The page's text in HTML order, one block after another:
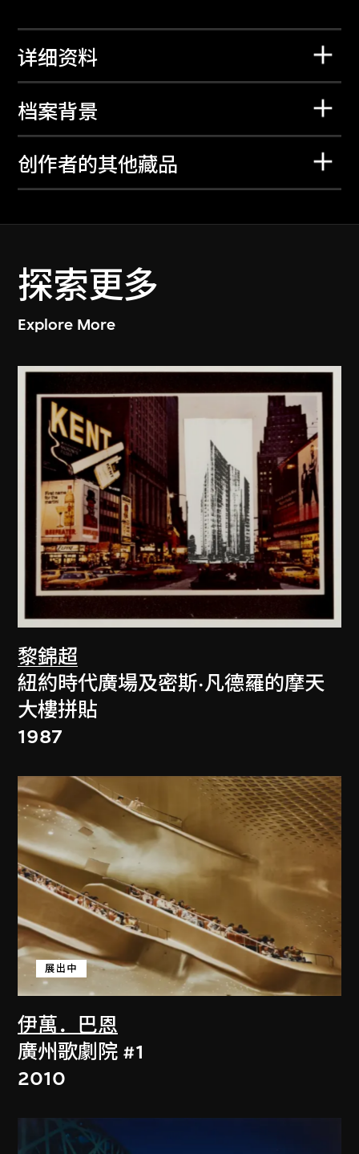
详细资料
档案背景
创作者的其他藏品
探索更多
Explore More
黎錦超
紐約時代廣場及密斯·凡德羅的摩天
大樓拼貼
1987
伊萬．巴恩
展出中
廣州歌劇院 #1
2010